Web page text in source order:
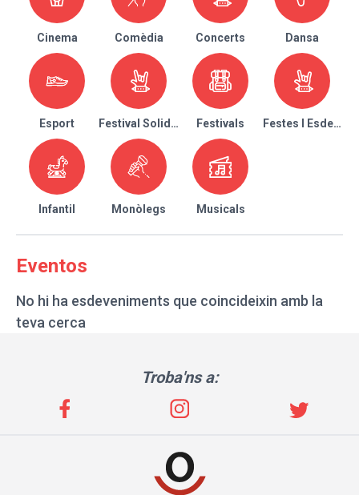
Cinema Comèdia Concerts Dansa
Esport Festival Solidari Festivals Festes I
Infantil Monòlegs Musicals
Eventos
No hi ha esdeveniments que coincideixin amb la
teva cerca
Troba'ns a: